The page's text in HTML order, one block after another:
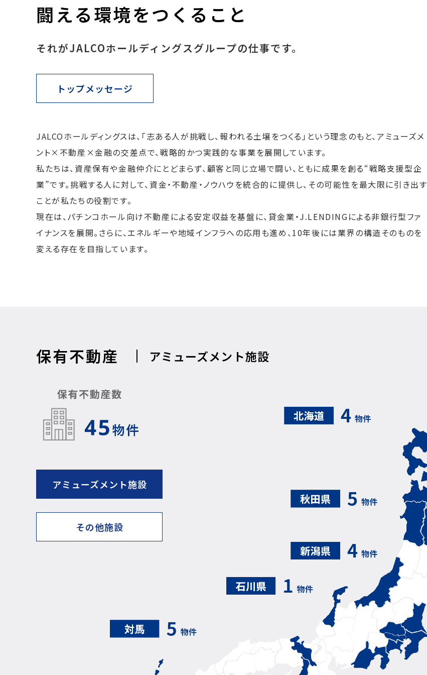
闘える環境をつくること
それがJALCOホールディングスグループの仕事です。
トップメッセージ
JALCOホールディングスは、「志ある人が挑戦し、報われる土壌をつくる」という理念のもと、アミューズメ
ント×不動産×金融の交差点で、戦略的かつ実践的な事業を展開しています。
私たちは、資産保有や金融仲介にとどまらず、顧客と同じ立場で闘い、ともに成果を創る“戦略支援型企
業”です。挑戦する人に対して、資金・不動産・ノウハウを統合的に提供し、その可能性を最大限に引き出す
ことが私たちの役割です。
現在は、パチンコホール向け不動産による安定収益を基盤に、貸金業・J.LENDINGによる非銀行型ファ
イナンスを展開。さらに、エネルギーや地域インフラへの応用も進め、10年後には業界の構造そのものを
変える存在を目指しています。
アミューズメント施設
その他施設
保有不動産 アミューズメント施設